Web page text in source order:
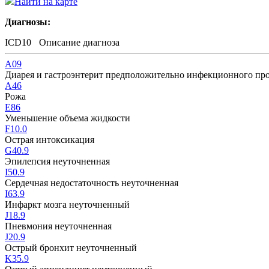
Диагнозы:
ICD10
Описание диагноза
A09
Диарея и гастроэнтерит предположительно инфекционного
A46
Рожа
E86
Уменьшение объема жидкости
F10.0
Острая интоксикация
G40.9
Эпилепсия неуточненная
I50.9
Сердечная недостаточность неуточненная
I63.9
Инфаркт мозга неуточненный
J18.9
Пневмония неуточненная
J20.9
Острый бронхит неуточненный
K35.9